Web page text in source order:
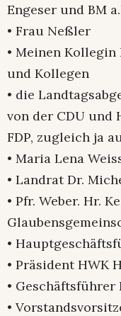
Engeser und BM
• Frau Neßler
• Meinen
und Kollegen
• die
von der CDU und
FDP, zugleich ja
• Maria Lena
• Landrat Dr.
• Pfr. Weber. Hr.
•
• Präsident HWK
• Geschäftsführer
•